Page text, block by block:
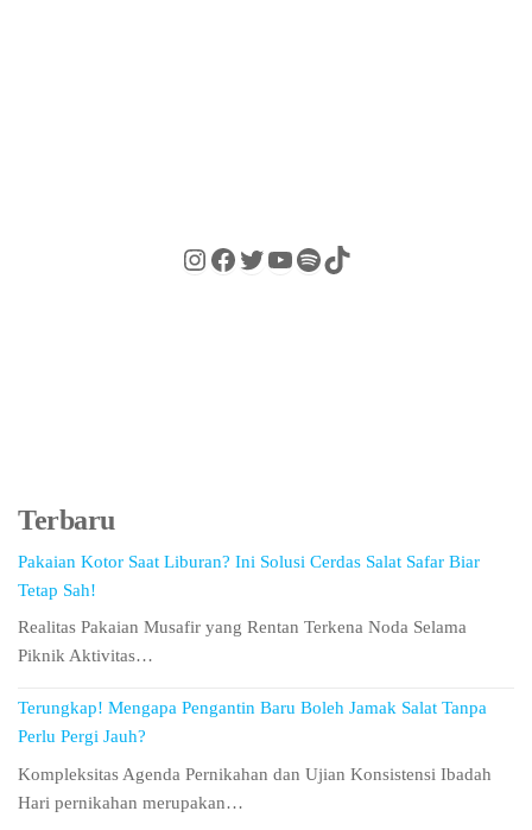
Terbaru
Pakaian Kotor Saat Liburan? Ini Solusi Cerdas Salat Safar Biar
Tetap Sah!
Realitas Pakaian Musafir yang Rentan Terkena Noda Selama
Piknik Aktivitas…
Terungkap! Mengapa Pengantin Baru Boleh Jamak Salat Tanpa
Perlu Pergi Jauh?
Kompleksitas Agenda Pernikahan dan Ujian Konsistensi Ibadah
Hari pernikahan merupakan…